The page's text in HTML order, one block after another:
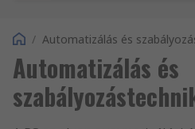
/ Automatizálás és
Automatizálás és